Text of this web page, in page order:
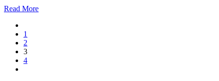
Read More
1
2
3
4